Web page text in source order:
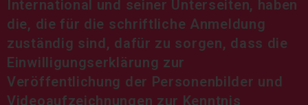
International und seiner Unterseiten, haben
die, die für die schriftliche Anmeldung
zuständig sind, dafür zu sorgen, dass die
Einwilligungserklärung zur
Veröffentlichung der Personenbilder und
Videoaufzeichnungen zur Kenntnis